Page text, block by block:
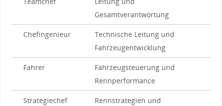
Gesamtverantwortung
Chefingenieur
Technische Leitung​ und
Fahrzeugentwicklung
Fahrer
Fahrzeugsteuerung und
Rennperformance
Strategiechef
Rennstrategien und